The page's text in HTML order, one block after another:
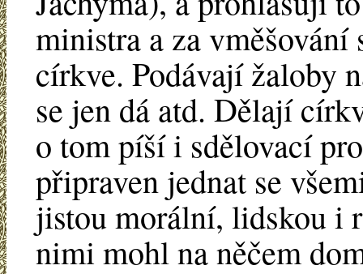
ministra a za
církve. Podávají žaloby
se jen dá atd. Dělají
o tom píší i sdělovací
připraven jednat se
jistou morální, lidskou i
nimi mohl na něčem